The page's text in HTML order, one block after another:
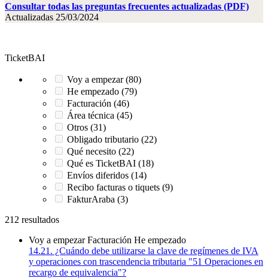
Consultar todas las preguntas frecuentes actualizadas (PDF)
Actualizadas 25/03/2024
TicketBAI
Voy a empezar (80)
He empezado (79)
Facturación (46)
Área técnica (45)
Otros (31)
Obligado tributario (22)
Qué necesito (22)
Qué es TicketBAI (18)
Envíos diferidos (14)
Recibo facturas o tiquets (9)
FakturAraba (3)
212 resultados
Voy a empezar Facturación He empezado
14.21. ¿Cuándo debe utilizarse la clave de regímenes de IVA
y operaciones con trascendencia tributaria "51 Operaciones en
recargo de equivalencia"?